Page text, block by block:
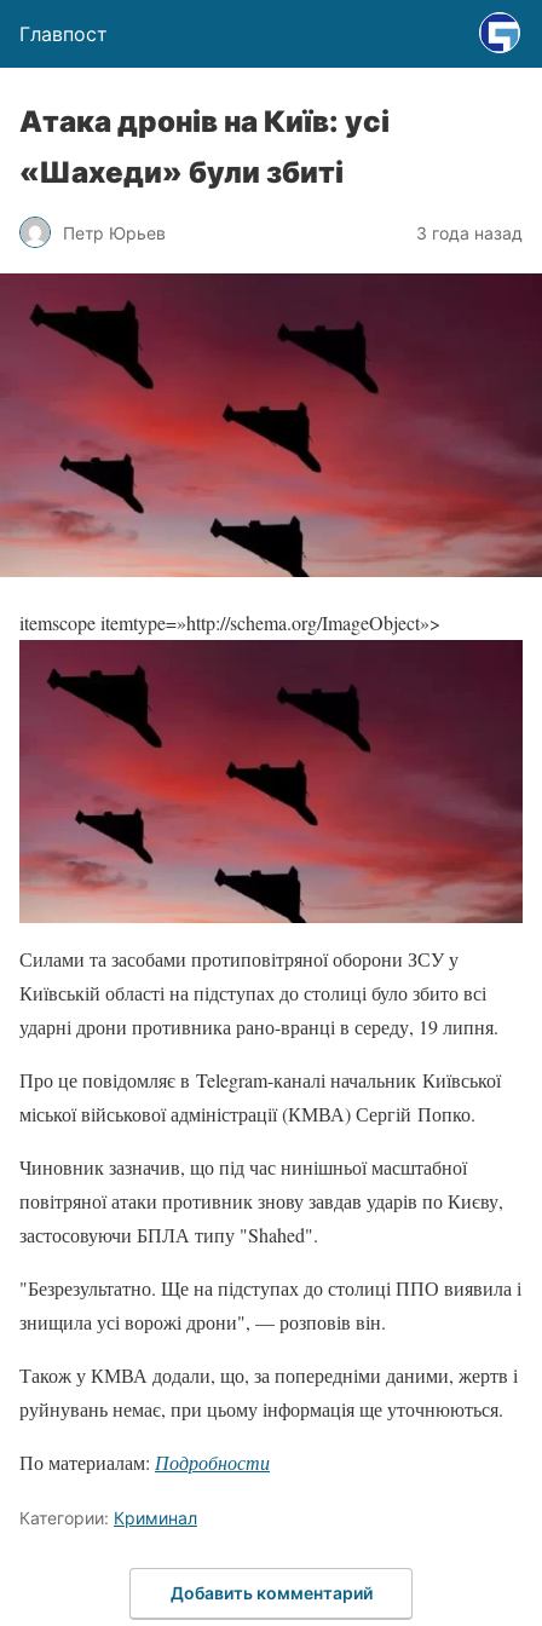
Главпост
Атака дронів на Київ: усі
«Шахеди» були збиті
Петр Юрьев 3 года назад
itemscope itemtype=»http://schema.org/ImageObject»>
Силами та засобами протиповітряної оборони ЗСУ у
Київській області на підступах до столиці було збито всі
ударні дрони противника рано-вранці в середу, 19 липня.
Про це повідомляє в Telegram-каналі начальник Київської
міської військової адміністрації (КМВА) Сергій Попко.
Чиновник зазначив, що під час нинішньої масштабної
повітряної атаки противник знову завдав ударів по Києву,
застосовуючи БПЛА типу "Shahed".
"Безрезультатно. Ще на підступах до столиці ППО виявила і
знищила усі ворожі дрони", — розповів він.
Також у КМВА додали, що, за попередніми даними, жертв і
руйнувань немає, при цьому інформація ще уточнюються.
По материалам: Подробности
Категории: Криминал
Добавить комментарий